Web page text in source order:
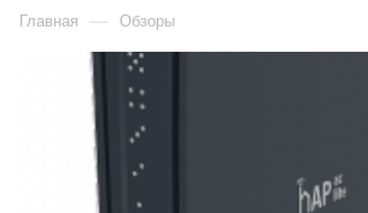
Главная — Обзоры